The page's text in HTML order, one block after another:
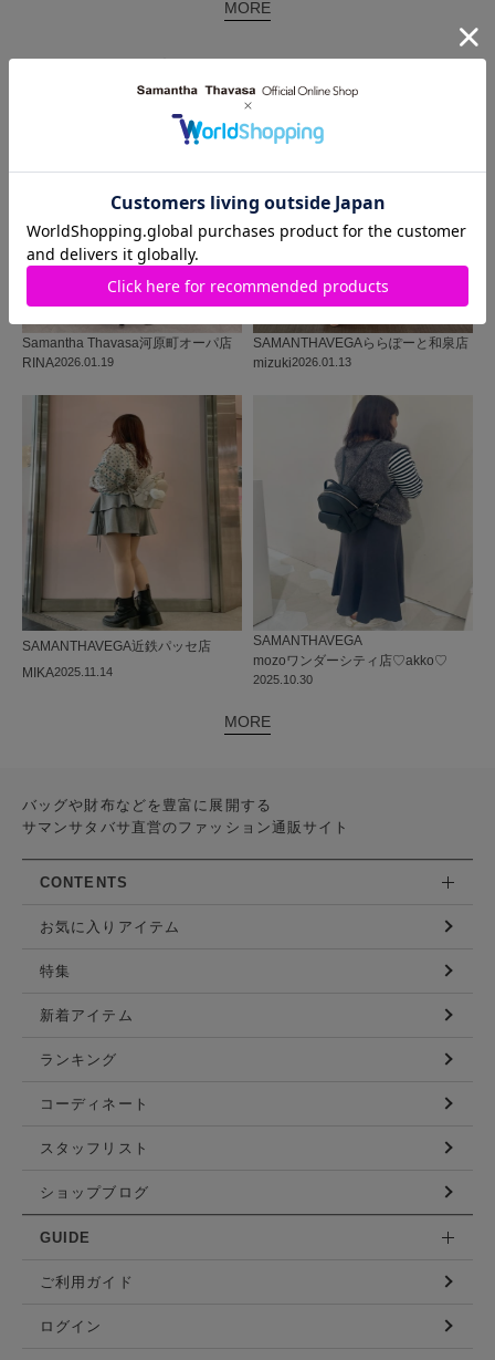
MORE
2026.01.19
Samantha Thavasa河原町オーパ店
RINA
2026.01.13
SAMANTHAVEGAららぽーと和泉店
mizuki
2025.11.14
SAMANTHAVEGA近鉄パッセ店
MIKA
2025.10.30
SAMANTHAVEGA
mozoワンダーシティ店♡akko♡
MORE
バッグや財布などを豊富に展開する
サマンサタバサ直営のファッション通販サイト
CONTENTS
お気に入りアイテム
特集
新着アイテム
ランキング
コーディネート
スタッフリスト
ショップブログ
GUIDE
ご利用ガイド
ログイン